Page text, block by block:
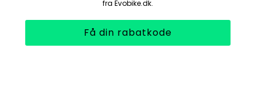
fra Evobike.dk.
Få din rabatkode